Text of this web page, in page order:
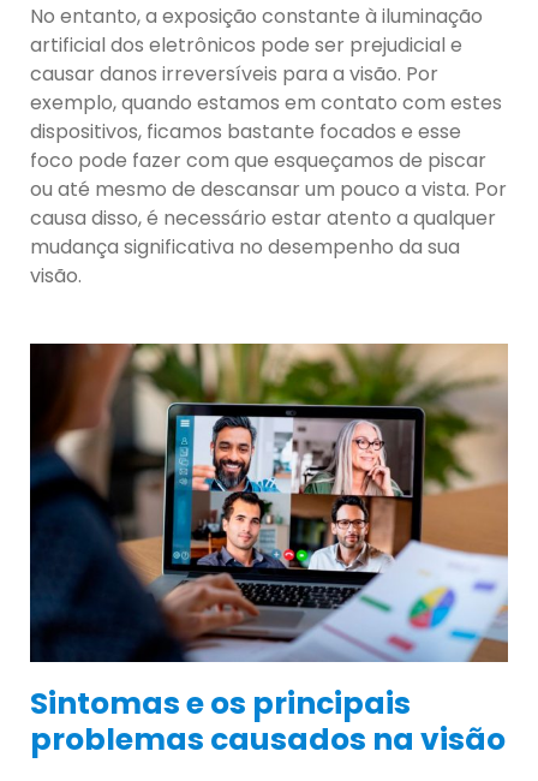
No entanto, a exposição constante à iluminação
artificial dos eletrônicos pode ser prejudicial e
causar danos irreversíveis para a visão. Por
exemplo, quando estamos em contato com estes
dispositivos, ficamos bastante focados e esse
foco pode fazer com que esqueçamos de piscar
ou até mesmo de descansar um pouco a vista. Por
causa disso, é necessário estar atento a qualquer
mudança significativa no desempenho da sua
visão.
Sintomas e os principais
problemas causados na visão